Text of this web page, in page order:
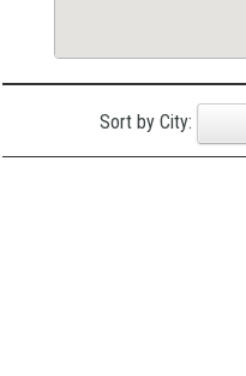
Sort by City: